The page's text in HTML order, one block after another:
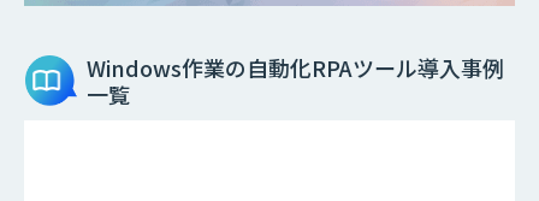
Windows作業の自動化RPAツール導入事例
一覧